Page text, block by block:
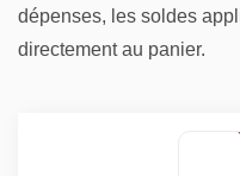
dépenses, les soldes
directement au panier.